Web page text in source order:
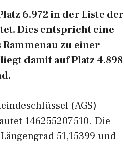
6.972 in der Liste der
Dies entspricht eine
zu einer
damit auf Platz 4.898
(AGS)
146255207510. Die
51,15399 und